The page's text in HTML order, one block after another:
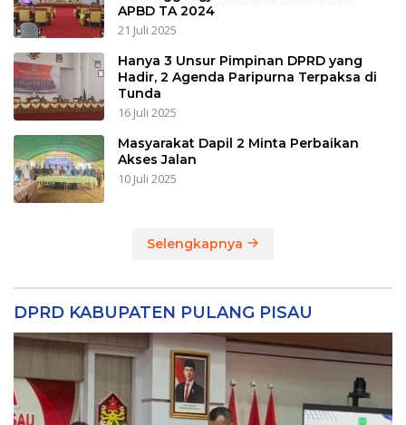
APBD TA 2024
21 Juli 2025
Hanya 3 Unsur Pimpinan DPRD yang
Hadir, 2 Agenda Paripurna Terpaksa di
Tunda
16 Juli 2025
Masyarakat Dapil 2 Minta Perbaikan
Akses Jalan
10 Juli 2025
Selengkapnya
DPRD KABUPATEN PULANG PISAU